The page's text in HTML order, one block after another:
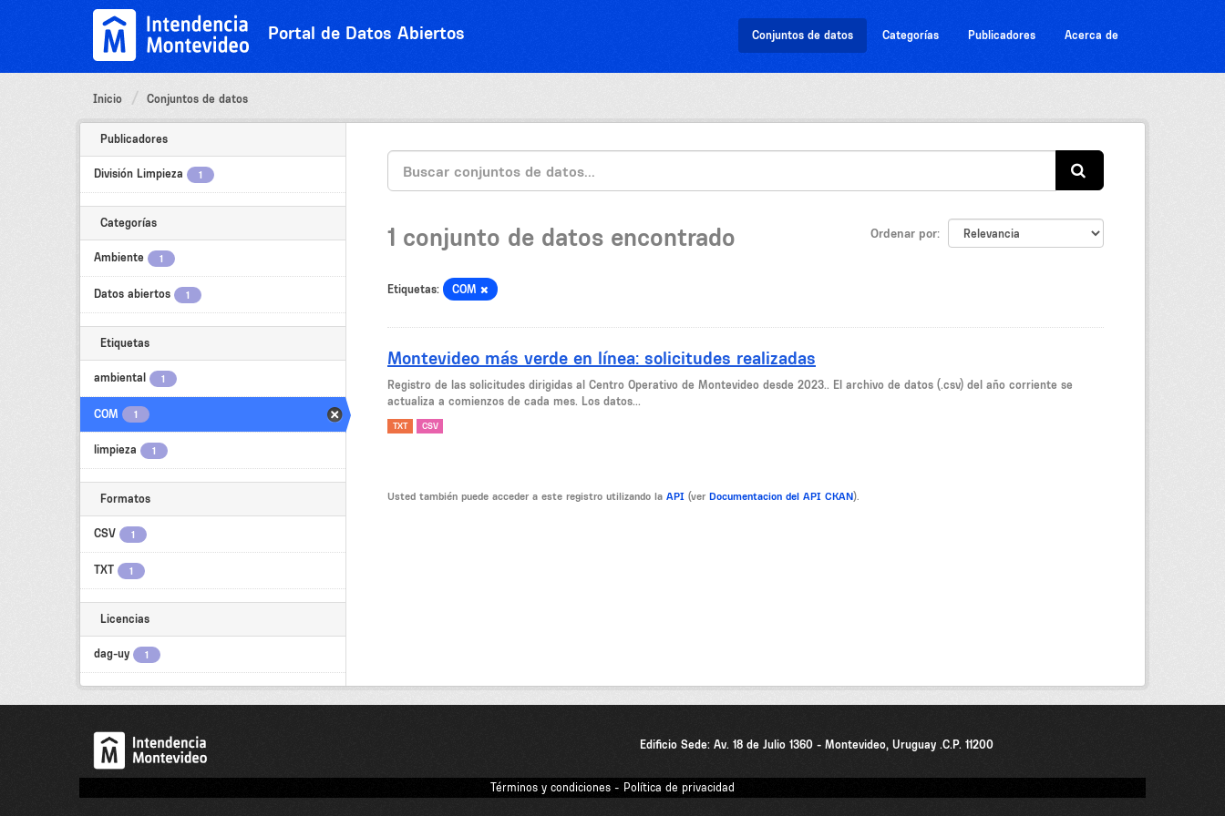
Portal de Datos Abiertos Conjuntos de datos Categorías Publicadores Acerca de
Inicio Conjuntos de datos
Publicadores
División Limpieza 1
Categorías
Ambiente 1
Datos abiertos 1
Etiquetas
ambiental 1
COM 1
limpieza 1
Formatos
CSV 1
TXT 1
Licencias
dag-uy 1
Ordenar por
1 conjunto de datos encontrado
Etiquetas: COM
Montevideo más verde en línea: solicitudes realizadas
Registro de las solicitudes dirigidas al Centro Operativo de Montevideo desde 2023.. El archivo de datos (.csv) del año corriente se
actualiza a comienzos de cada mes. Los datos...
TXT CSV
Usted también puede acceder a este registro utilizando la API (ver Documentacion del API CKAN).
Edificio Sede: Av. 18 de Julio 1360 - Montevideo, Uruguay .C.P. 11200
Términos y condiciones - Política de privacidad